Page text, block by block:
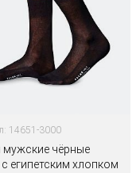
14651-3000
мужские чёрные
с египетским хлопком